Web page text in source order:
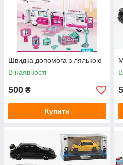
Швидка допомога з лялькою
В наявності
500 ₴
Купити